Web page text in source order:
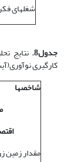
شغلهای
جدول8. نتایج
کارگیری نوآوری(آی‎سی‎تی)
شاخصها
مقدار زمین